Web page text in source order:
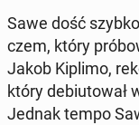
Sawe dość
czem, który
Jakob Kiplimo,
który de­biu­to­wał
Jednak tempo